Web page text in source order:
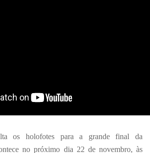
os holofotes para a grande final da
no próximo dia 22 de novembro, às